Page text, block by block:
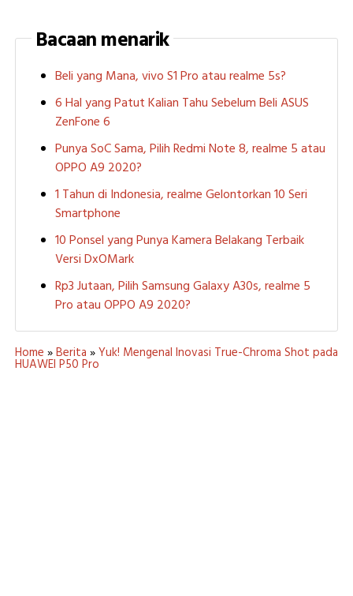
Bacaan menarik
Beli yang Mana, vivo S1 Pro atau realme 5s?
6 Hal yang Patut Kalian Tahu Sebelum Beli ASUS
ZenFone 6
Punya SoC Sama, Pilih Redmi Note 8, realme 5 atau
OPPO A9 2020?
1 Tahun di Indonesia, realme Gelontorkan 10 Seri
Smartphone
10 Ponsel yang Punya Kamera Belakang Terbaik
Versi DxOMark
Rp3 Jutaan, Pilih Samsung Galaxy A30s, realme 5
Pro atau OPPO A9 2020?
Home »Berita »Yuk! Mengenal Inovasi True-Chroma Shot pada
HUAWEI P50 Pro